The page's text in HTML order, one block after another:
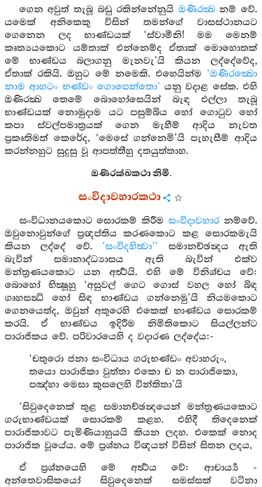
ගෙන අවුත් තැබූ බඩු රකින්නේනුයි ඔණිරක්‍ඛනම් වේ.
යමෙක් අනිකෙකු විසින් තමන්ගේ වාසස්ථානයට
ගෙනෙන ලද භාණ්ඩයක් ‘ස්වාමීනි! මම මෙනම්
කෘත්‍යයකොට යම්තාක් එන්නෙම්ද ඒතාක් මොහොතක්
මේ භාණ්ඩය බලාගනු මැනවැ’යි කියන ලද්දේවේද,
ඒතාක් රකියි. ඔහුට මේ නමෙකි. එහෙයින්ම ‘ඔණිරක්‍ඛො
නාම ආහටං භණ්ඩං ගොපෙන්තො’ යනු වදාළ සේක. එහි
ඔණිරක්‍ඛ තෙමේ බොහෝසෙයින් බැඳ එල්ලා තැබූ
භාණ්ඩයක් නොමුදාම යට පසුම්බිය හෝ ගොටුව හෝ
කපා ස්වල්පමාත්‍රයක් ගෙන මැහීම් ආදිය නැවත
ප්‍රකෘතිමත් කෙරේද, ‘මෙසේ ගන්නෙමි’යි පැහැසීම් ආදිය
කරන්නහුට සුදුසු වූ ආපත්තීහු දතයුත්තාහ.
ඔණිරක්‍ඛකථා නිමි.
සංවිදාවහාරකථා
සංවිධානයකොට සොරකම් කිරීමසංවිදාවහාරනම්වේ.
ඔවුනොවුන්ගේ ප්‍රඥප්තිය කරණකොට කළ සොරකමැයි
කියන ලද්දේ වේ. ‘සංවිදහිත්‍වා’’ සමානච්ඡන්‍දය ඇති
බැවින් සමානාද්ධ්‍යාසය ඇති බැවින් එක්ව
මන්ත්‍රණයකොට යන අර්‍ත්‍ථයි. එහි මේ විනිශ්චය වේ:
බොහෝ භික්‍ෂූහු ‘අසුවල් ගෙට ගොස් වහල හෝ බිඳ
ගෘහසන්‍ධි හෝ සිඳ භාණ්ඩය ගන්නෙමු’යි නියමකොට
ගෙනයෙත්ද, ඔවුන් අතුරෙහි එකෙක් භාණ්ඩය සොරකම්
කරයි. ඒ භාණ්ඩය ඉදිරීම නිමිතිකොට සියල්ලන්ට
පාරාජිකය වේ. පරිවාරයෙහි ද වදාරණ ලද්දේය:-
‘චතුරො ජනා සංවිධාය ගරුභණ්ඩං අවාහරුං,
තයො පාරාජිකා වුත්තා එකො ච න පාරාජිකො,
පඤ්හා මෙසා කුසලෙහි වින්තිතා’යි
‘සිවුදෙනෙක් තුළ සමානච්ඡන්‍දයෙන් මන්ත්‍රණයකොට
ගරුභාණ්ඩයක් සොරකම් කළහ. එහිදී තිදෙනෙක්
පාරාජිකාවට පැමිණියාහුයයි කියන ලදහ. එකෙක් නොද
පාරාජික වූයේය. මේ ප්‍රශ්නය විඥයන් විසින් සිතන ලදය,
ඒ ප්‍රශ්නයෙහි මේ අර්‍ත්‍ථය වේ: ආචාර්‍ය්‍ය -
අන්තෙවාසිකයෝ සිවුදෙනෙක් සමස්සක් වටිනා